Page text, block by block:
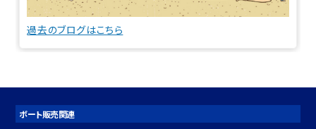
過去のブログはこちら
ボート販売関連